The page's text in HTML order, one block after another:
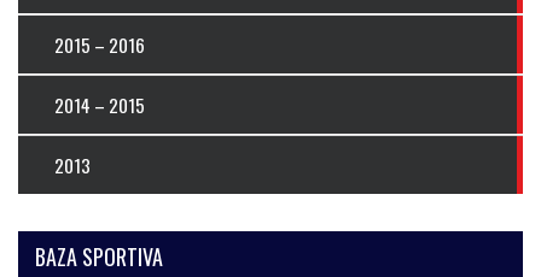
2015 – 2016
2014 – 2015
2013
BAZA SPORTIVA